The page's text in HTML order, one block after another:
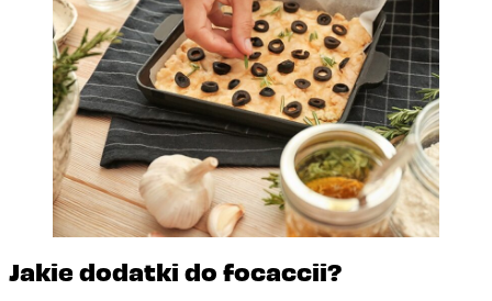
Jakie dodatki do focaccii?